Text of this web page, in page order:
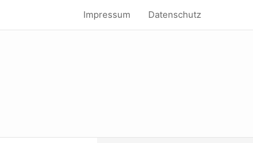
Impressum Datenschutz